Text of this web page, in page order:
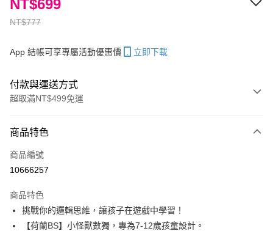
NT$777
NT$699
App 結帳可享專屬活動優惠價 立即下載
付款與運送方式
超取滿NT$499免運
信用卡一次付款
LINE Pay
大哥付你分期
相關說明
商品特色
商品編號
10666257
商品特色
挑戰你的邏輯思維，讓孩子在遊戲中學習！
【荷蘭BS】小怪獸數獨，專為7-12歲孩童設計。